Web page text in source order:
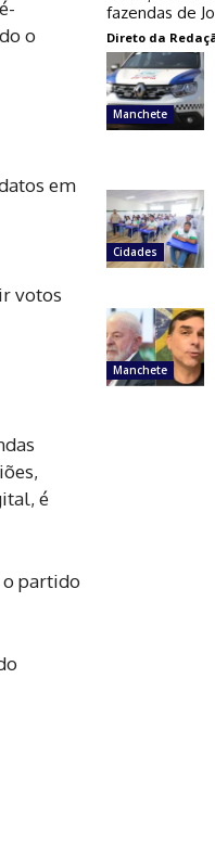
o
em
votos
é
o partido
fazendas de
Direto da
Manchete
Cidades
Manchete